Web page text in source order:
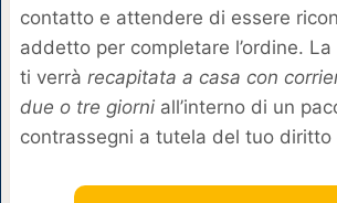
contatto e attendere di essere
addetto per completare l’ordine.
ti verrà recapitata a casa con
due o tre giorniall’interno di un
contrassegni a tutela del tuo diritto